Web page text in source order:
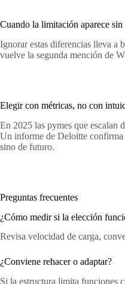
Cuando la limitación aparece sin
Ignorar estas diferencias lleva a
vuelve la segunda mención de
Elegir con métricas, no con
En 2025 las pymes que escalan
Un informe de Deloitte confirma
sino de futuro.
Preguntas frecuentes
¿Cómo medir si la elección
Revisa velocidad de carga,
¿Conviene rehacer o adaptar?
Si la estructura limita funciones